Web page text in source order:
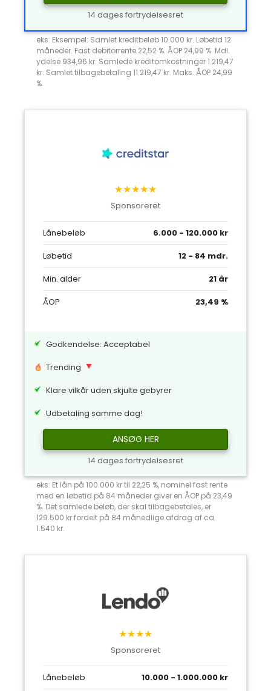
14 dages fortrydelsesret
eks: Eksempel: Samlet kreditbeløb 10.000 kr. Løbetid 12
måneder. Fast debitorrente 22,52 %. ÅOP 24,99 %. Mdl.
ydelse 934,96 kr. Samlede kreditomkostninger 1.219,47
kr. Samlet tilbagebetaling 11.219,47 kr. Maks. ÅOP 24,99
%.
★★★★★
Sponsoreret
Lånebeløb
6.000 - 120.000 kr
Løbetid
12 - 84 mdr.
Min. alder
21 år
ÅOP
23,49 %
Godkendelse: Acceptabel
Trending
Klare vilkår uden skjulte gebyrer
Udbetaling samme dag!
ANSØG HER
14 dages fortrydelsesret
eks: Et lån på 100.000 kr til 22,25 %, nominel fast rente
med en løbetid på 84 måneder giver en ÅOP på 23,49
%. Det samlede beløb, der skal tilbagebetales, er
129.500 kr fordelt på 84 månedlige afdrag af ca.
1.540 kr.
★★★★
Sponsoreret
Lånebeløb 10.000 - 1.000.000 kr